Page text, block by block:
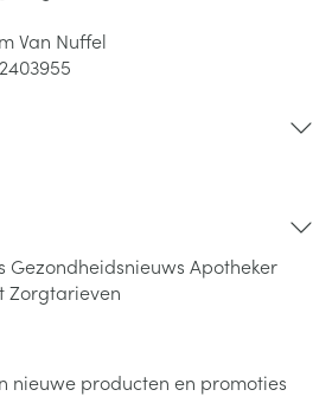
Van Nuffel
Gezondheidsnieuws Apotheker
Zorgtarieven
nieuwe producten en promoties